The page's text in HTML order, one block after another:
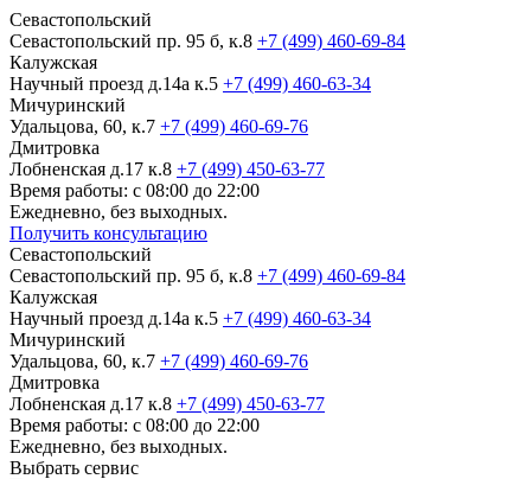
Севастопольский
Севастопольский пр. 95 б, к.8 +7 (499) 460-69-84
Калужская
Научный проезд д.14а к.5 +7 (499) 460-63-34
Мичуринский
Удальцова, 60, к.7 +7 (499) 460-69-76
Дмитровка
Лобненская д.17 к.8 +7 (499) 450-63-77
Время работы: с 08:00 до 22:00
Ежедневно, без выходных.
Получить консультацию
Севастопольский
Севастопольский пр. 95 б, к.8 +7 (499) 460-69-84
Калужская
Научный проезд д.14а к.5 +7 (499) 460-63-34
Мичуринский
Удальцова, 60, к.7 +7 (499) 460-69-76
Дмитровка
Лобненская д.17 к.8 +7 (499) 450-63-77
Время работы: с 08:00 до 22:00
Ежедневно, без выходных.
Выбрать сервис